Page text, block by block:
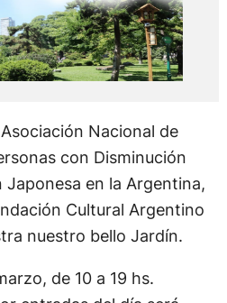
Nacional de
con Disminución
Japonesa en la Argentina,
Cultural Argentino
nuestro bello Jardín.
de 10 a 19 hs.